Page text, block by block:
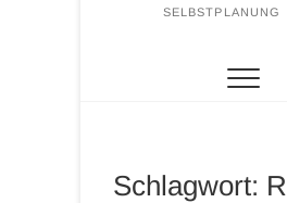
SELBSTPLANUNG
Schlagwort: